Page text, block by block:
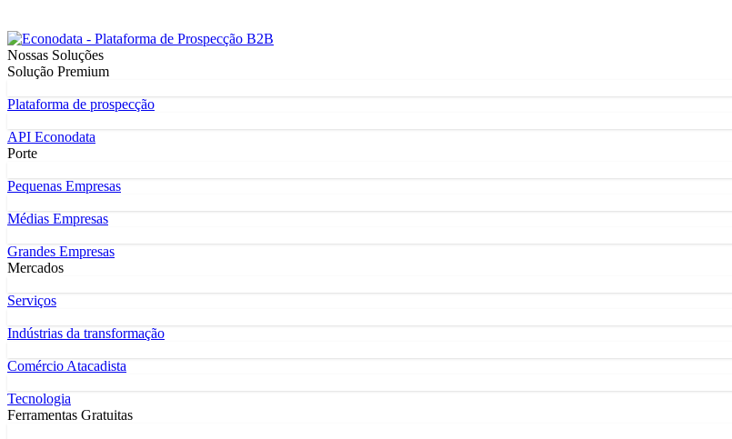
Nossas Soluções
Solução Premium
Plataforma de prospecção
API Econodata
Porte
Pequenas Empresas
Médias Empresas
Grandes Empresas
Mercados
Serviços
Indústrias da transformação
Comércio Atacadista
Tecnologia
Ferramentas Gratuitas